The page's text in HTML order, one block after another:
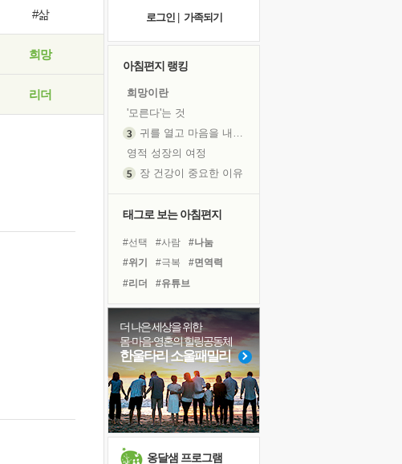
#삶
희망
리더
로그인
가족되기
아침편지 랭킹
희망이란
'모른다'는 것
귀를 열고 마음을 내어주고
영적 성장의 여정
장 건강이 중요한 이유
흙이 된 몸으로 출근하는 여자
꿈이 실제가 되는 것
'말 타는 법'을 먼저
졸업식 사진을 보며
극심한 변비, 어깨결림, 수면 장애
아픈 아버지를 위한 공간 설계
슬럼프
보고 싶은 어머니
유년 시절의 부산 영도 바다
태그로 보는 아침편지
#선택 #사람
#나눔
#위기
#극복
#면역력
#리더
#유튜브
#아이들
#경험
#링컨학교
#독서
#계획
#바이러스
#친구
#도움
#희망
#건강 #삶
#다짐
#비전캠프
더 나은 세상을 위한
몸·마음·영혼의 힐링공동체
한울타리 소울패밀리
옹달샘 프로그램